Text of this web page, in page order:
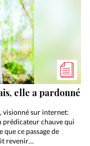
elle a pardonné
visionné sur internet:
prédicateur chauve qui
que ce passage de
revenir…